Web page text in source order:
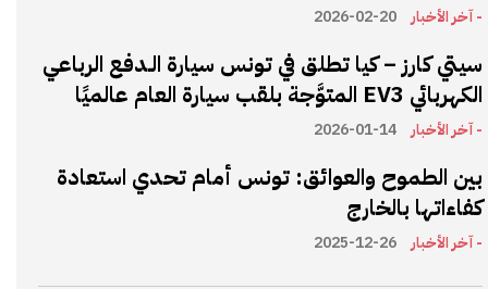
- آخر الأخبار 2026-02-20
سيتي كارز – كيا تطلق في تونس سيارة الـدفع الرباعي
الكهربائي EV3 المتوَّجة بلقب سيارة العام عالميًا
- آخر الأخبار 2026-01-14
بين الطموح والعوائق: تونس أمام تحدي استعادة
كفاءاتها بالخارج
- آخر الأخبار 2025-12-26